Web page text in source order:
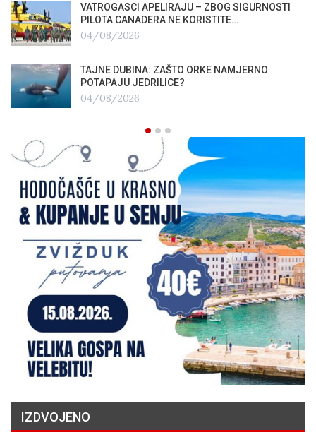
VATROGASCI APELIRAJU – ZBOG SIGURNOSTI
PILOTA CANADERA NE KORISTITE…
04/08/2026
TAJNE DUBINA: ZAŠTO ORKE NAMJERNO
POTAPAJU JEDRILICE?
04/08/2026
IZDVOJENO